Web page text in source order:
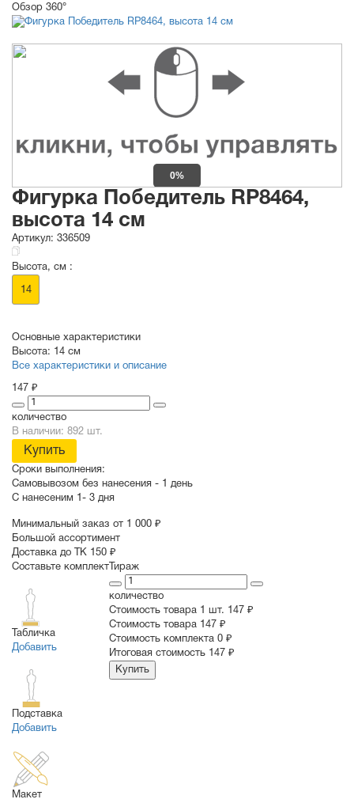
Обзор 360°
0%
Фигурка Победитель RP8464,
высота 14 см
Артикул: 336509
Высота, см :
14
Основные характеристики
Высота: 14 см
Все характеристики и описание
147 ₽
количество
В наличии: 892 шт.
Купить
Сроки выполнения:
Самовывозом без нанесения - 1 день
С нанесеним 1- 3 дня
Минимальный заказ от 1 000 ₽
Большой ассортимент
Доставка до ТК 150 ₽
Составьте комплект
Табличка
Добавить
Подставка
Добавить
Макет
Тираж
количество
Стоимость товара 1 шт. 147 ₽
Cтоимость товара 147 ₽
Стоимость комплекта 0 ₽
Итоговая стоимость 147 ₽
Купить